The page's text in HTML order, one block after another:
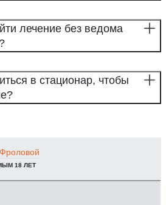
лечение без ведома
в стационар, чтобы
18 ЛЕТ